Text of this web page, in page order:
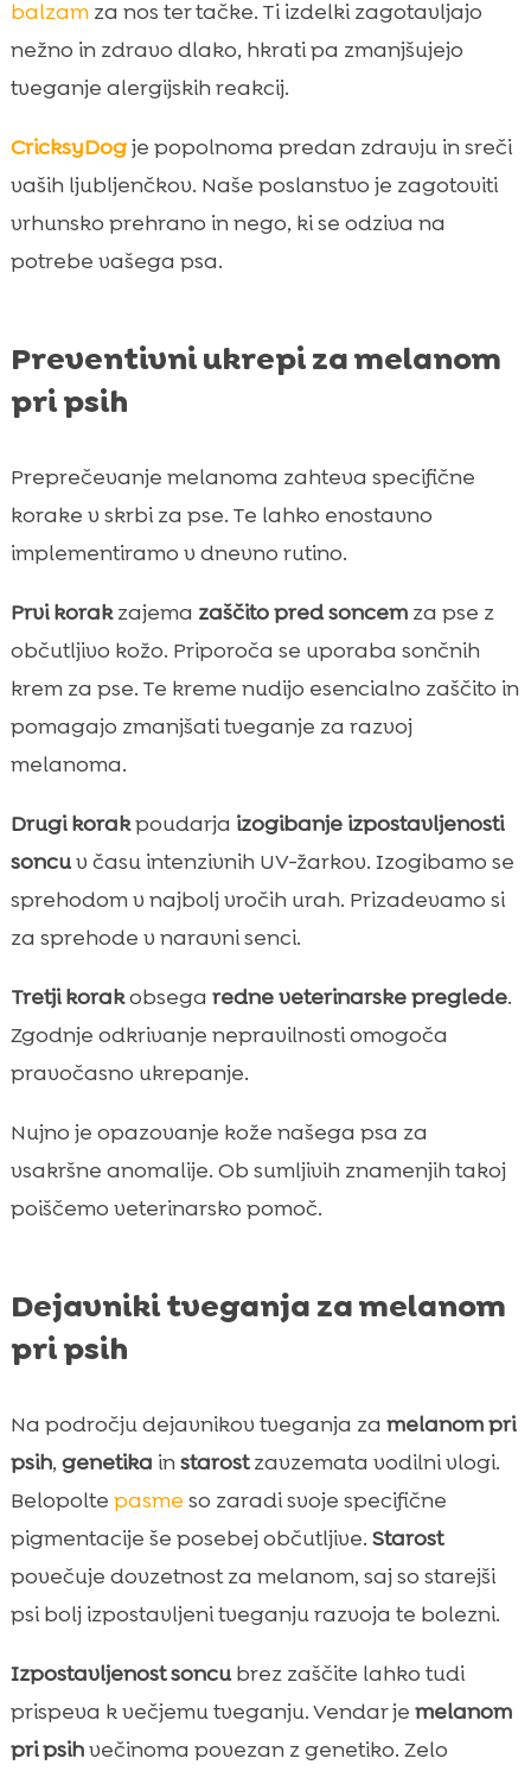
balzamza nos ter tačke. Ti izdelki zagotavljajo
nežno in zdravo dlako, hkrati pa zmanjšujejo
tveganje alergijskih reakcij.
CricksyDogje popolnoma predan zdravju in sreči
vaših ljubljenčkov. Naše poslanstvo je zagotoviti
vrhunsko prehrano in nego, ki se odziva na
potrebe vašega psa.
Preventivni ukrepi za melanom
pri psih
Preprečevanje melanoma zahteva specifične
korake v skrbi za pse. Te lahko enostavno
implementiramo v dnevno rutino.
Prvi korakzajema zaščito pred soncemza pse z
občutljivo kožo. Priporoča se uporaba sončnih
krem za pse. Te kreme nudijo esencialno zaščito in
pomagajo zmanjšati tveganje za razvoj
melanoma.
Drugi korakpoudarja izogibanje izpostavljenosti
soncuv času intenzivnih UV-žarkov. Izogibamo se
sprehodom v najbolj vročih urah. Prizadevamo si
za sprehode v naravni senci.
Tretji korakobsega redne veterinarske preglede.
Zgodnje odkrivanje nepravilnosti omogoča
pravočasno ukrepanje.
Nujno je opazovanje kože našega psa za
vsakršne anomalije. Ob sumljivih znamenjih takoj
poiščemo veterinarsko pomoč.
Dejavniki tveganja za melanom
pri psih
Na področju dejavnikov tveganja za melanom pri
psih, genetika instarostzavzemata vodilni vlogi.
Belopolte pasme so zaradi svoje specifične
pigmentacije še posebej občutljive. Starost
povečuje dovzetnost za melanom, saj so starejši
psi bolj izpostavljeni tveganju razvoja te bolezni.
Izpostavljenost soncubrez zaščite lahko tudi
prispeva k večjemu tveganju. Vendar je melanom
pri psihvečinoma povezan z genetiko. Zelo